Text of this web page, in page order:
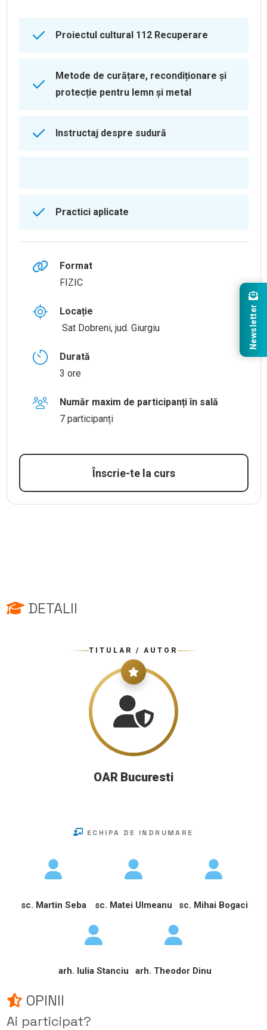
Proiectul cultural 112 Recuperare
Metode de curățare, recondiționare și
protecție pentru lemn și metal
Instructaj despre sudură
Practici aplicate
Format
FIZIC
Locație
Sat Dobreni, jud. Giurgiu
Durată
3 ore
Număr maxim de participanți în sală
7 participanți
Înscrie-te la curs
DETALII
TITULAR / AUTOR
OAR Bucuresti
ECHIPA DE INDRUMARE
sc. Martin Seba sc. Matei Ulmeanu sc. Mihai Bogaci
arh. Iulia Stanciu arh. Theodor Dinu
OPINII
Ai participat?
Newsletter